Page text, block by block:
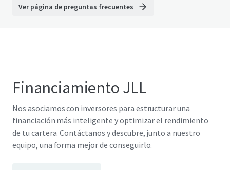
Ver página de preguntas frecuentes
Financiamiento JLL
Nos asociamos con inversores para estructurar una
financiación más inteligente y optimizar el rendimiento
de tu cartera. Contáctanos y descubre, junto a nuestro
equipo, una forma mejor de conseguirlo.